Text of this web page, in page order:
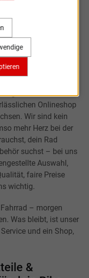
ist über fast
Onlineshop
Wir sind kein
mehr Herz bei der
dein Rad
suchst – bei uns
Auswahl,
faire Preise
wichtig.
– morgen
Was bleibt, ist unser
und ein Shop,
&